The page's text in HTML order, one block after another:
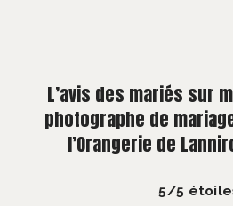
L’avis des mariés sur
photographe de
l’Orangerie de
5/5